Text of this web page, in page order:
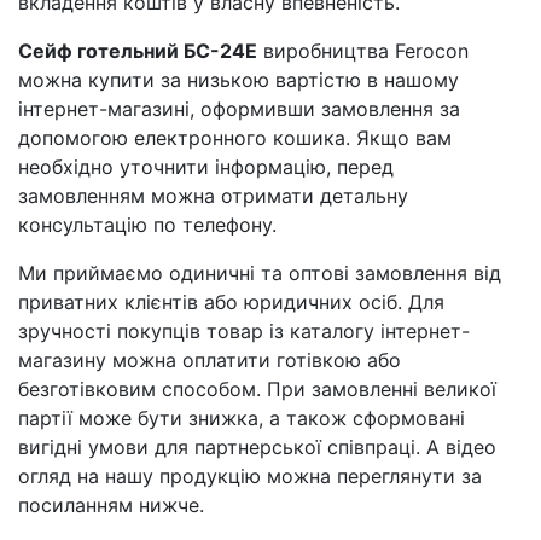
Сейф готельний БС-24E виробництва Ferocon
можна купити за низькою вартістю в нашому
інтернет-магазині, оформивши замовлення за
допомогою електронного кошика. Якщо вам
необхідно уточнити інформацію, перед
замовленням можна отримати детальну
консультацію по телефону.
Ми приймаємо одиничні та оптові замовлення від
приватних клієнтів або юридичних осіб. Для
зручності покупців товар із каталогу інтернет-
магазину можна оплатити готівкою або
безготівковим способом. При замовленні великої
партії може бути знижка, а також сформовані
вигідні умови для партнерської співпраці. А відео
огляд на нашу продукцію можна переглянути за
посиланням нижче.